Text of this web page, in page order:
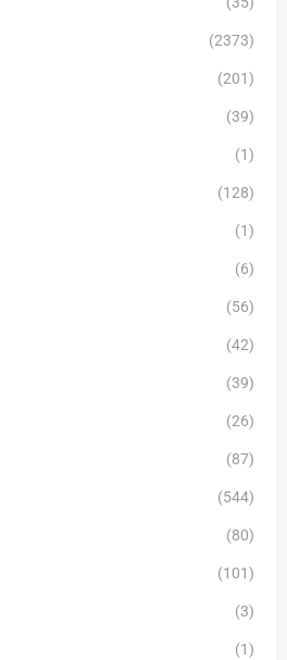
(2373)
(201)
(39)
(1)
(128)
(1)
(6)
(56)
(42)
(39)
(26)
(87)
(544)
(80)
(101)
(3)
(1)